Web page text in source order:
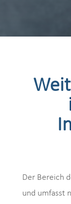
Der Bereich
und umfasst